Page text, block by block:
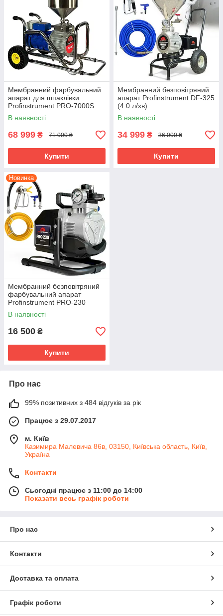
Мембранний фарбувальний
апарат для шпаклівки
Profinstrument PRO-7000S
(8.3 л, 4.5 кВт) Безповітряний
фарбувальний апарат
В наявності
68 999 ₴ 71 000 ₴
Купити
Мембранний безповітряний
апарат Profinstrument DF-325
(4.0 л/хв)
В наявності
34 999 ₴ 36 000 ₴
Купити
Новинка
Мембранний безповітряний
фарбувальний апарат
Profinstrument PRO-230
(1500 Вт, 207 бар, 3,5 л/хв)
В наявності
16 500 ₴
Купити
Про нас
99% позитивних з 484 відгуків за рік
Працює з 29.07.2017
м. Київ
Казимира Малевича 86в, 03150, Київська область, Київ,
Україна
Контакти
Сьогодні працює з 11:00 до 14:00
Показати весь графік роботи
Про нас
Контакти
Доставка та оплата
Графік роботи